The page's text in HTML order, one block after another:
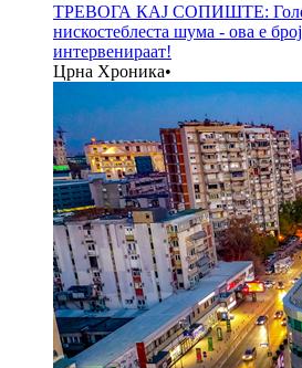
ТРЕВОГА КАЈ СОПИШТЕ:
нискостеблеста шума - ова е
интервенираат!
Црна Хроника•